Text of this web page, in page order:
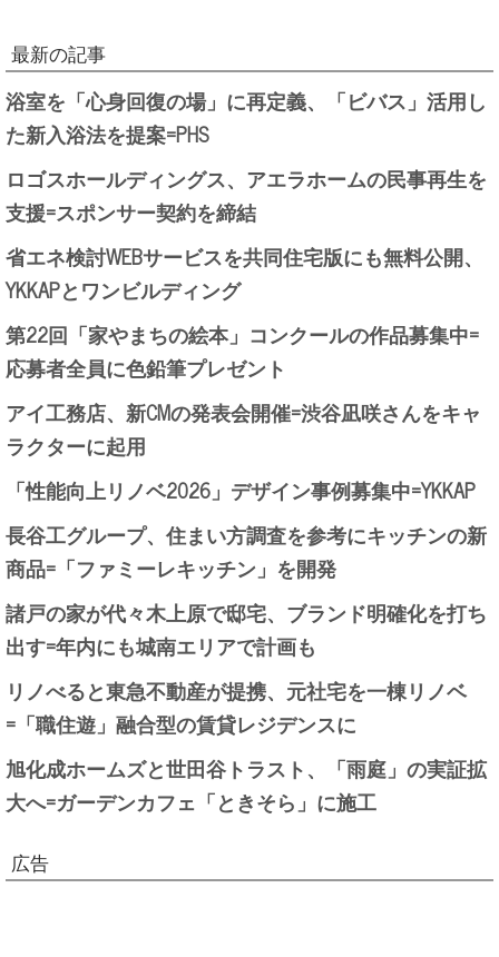
最新の記事
浴室を「心身回復の場」に再定義、「ビバス」活用し
た新入浴法を提案=PHS
ロゴスホールディングス、アエラホームの民事再生を
支援=スポンサー契約を締結
省エネ検討WEBサービスを共同住宅版にも無料公開、
YKKAPとワンビルディング
第22回「家やまちの絵本」コンクールの作品募集中=
応募者全員に色鉛筆プレゼント
アイ工務店、新CMの発表会開催=渋谷凪咲さんをキャ
ラクターに起用
「性能向上リノベ2026」デザイン事例募集中=YKKAP
長谷工グループ、住まい方調査を参考にキッチンの新
商品=「ファミーレキッチン」を開発
諸戸の家が代々木上原で邸宅、ブランド明確化を打ち
出す=年内にも城南エリアで計画も
リノべると東急不動産が提携、元社宅を一棟リノベ
=「職住遊」融合型の賃貸レジデンスに
旭化成ホームズと世田谷トラスト、「雨庭」の実証拡
大へ=ガーデンカフェ「ときそら」に施工
広告